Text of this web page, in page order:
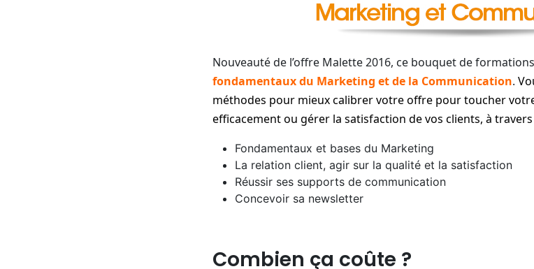
Nouveauté de l’offre Malette 2016, ce bouquet de
fondamentaux du Marketing et de la Communication.
méthodes pour mieux calibrer votre offre pour toucher
efficacement ou gérer la satisfaction de vos clients, à
Fondamentaux et bases du Marketing
La relation client, agir sur la qualité et la satisfaction
Réussir ses supports de communication
Concevoir sa newsletter
Combien ça coûte ?